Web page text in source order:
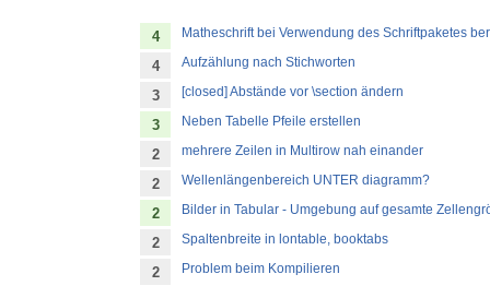
4 Matheschrift bei Verwendung des Schriftpaketes
4 Aufzählung nach Stichworten
3 [closed] Abstände vor \section ändern
3 Neben Tabelle Pfeile erstellen
2 mehrere Zeilen in Multirow nah einander
2 Wellenlängenbereich UNTER diagramm?
2 Bilder in Tabular - Umgebung auf gesamte
2 Spaltenbreite in lontable, booktabs
2 Problem beim Kompilieren